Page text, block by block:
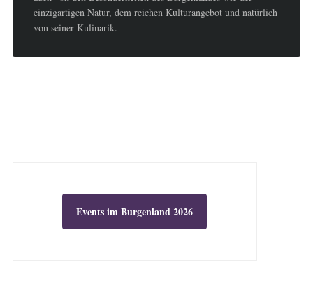
einzigartigen Natur, dem reichen Kulturangebot und natürlich
von seiner Kulinarik.
Events im Burgenland 2026